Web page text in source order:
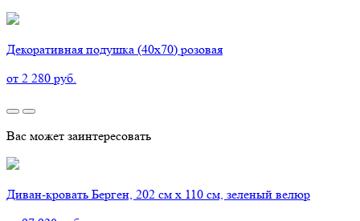
Декоративная подушка (40х70) розовая
от 2 280 руб.
Вас может заинтересовать
Диван-кровать Берген, 202 см х 110 см, зеленый велюр